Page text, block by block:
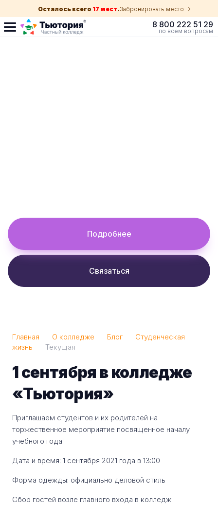
Осталось всего 17 мест.Забронировать место ->
8 800 222 51 29
по всем вопросам
Подробнее
Связаться
Главная О колледже Блог
Студенческая
жизнь
Текущая
1 сентября в колледже
«Тьютория»
Приглашаем студентов и их родителей на
торжественное мероприятие посвященное началу
учебного года!
Дата и время: 1 сентября 2021 года в 13:00
Форма одежды: официально деловой стиль
Сбор гостей возле главного входа в колледж